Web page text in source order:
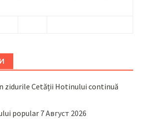
zidurile Cetății Hotinului continuă
popular 7 Август 2026